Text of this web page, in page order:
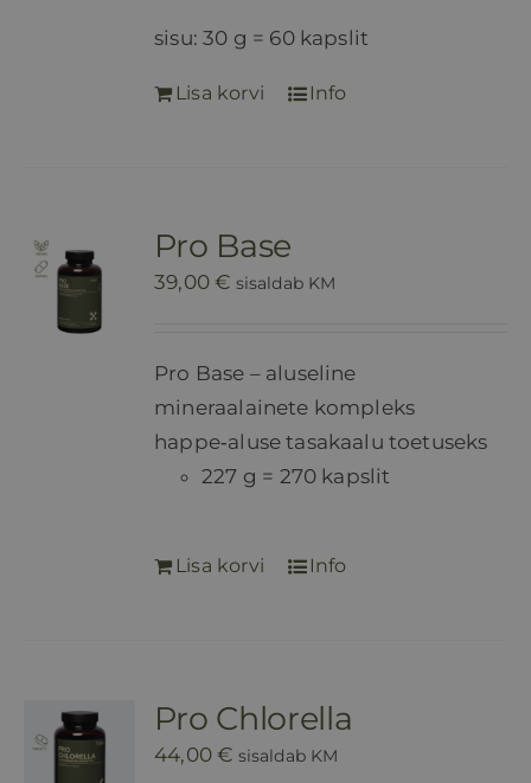
sisu: 30 g = 60 kapslit
Lisa korvi Info
Pro Base
39,00€ sisaldab KM
Pro Base – aluseline
mineraalainete kompleks
happe‑aluse tasakaalu toetuseks
227 g = 270 kapslit
Lisa korvi Info
Pro Chlorella
44,00€ sisaldab KM